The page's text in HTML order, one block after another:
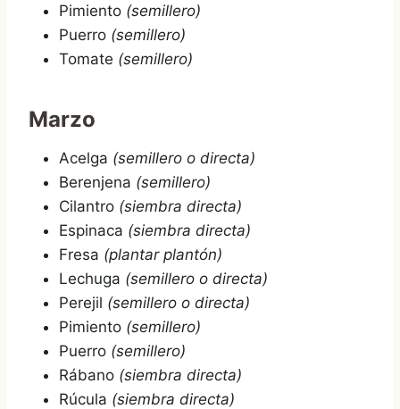
Pimiento (semillero)
Puerro (semillero)
Tomate (semillero)
Marzo
Acelga (semillero o directa)
Berenjena (semillero)
Cilantro (siembra directa)
Espinaca (siembra directa)
Fresa (plantar plantón)
Lechuga (semillero o directa)
Perejil (semillero o directa)
Pimiento (semillero)
Puerro (semillero)
Rábano (siembra directa)
Rúcula (siembra directa)